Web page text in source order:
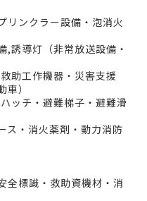
リンクラー設備・泡消火
,誘導灯（非常放送設備・
助工作機器・災害支援
）
ッチ・避難梯子・避難滑
ス・消火薬剤・動力消防
全標識・救助資機材・消